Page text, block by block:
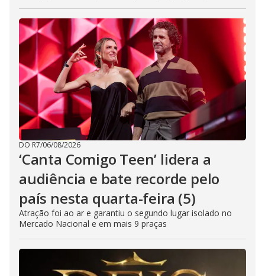
DO R7/06/08/2026
‘Canta Comigo Teen’ lidera a
audiência e bate recorde pelo
país nesta quarta-feira (5)
Atração foi ao ar e garantiu o segundo lugar isolado no
Mercado Nacional e em mais 9 praças